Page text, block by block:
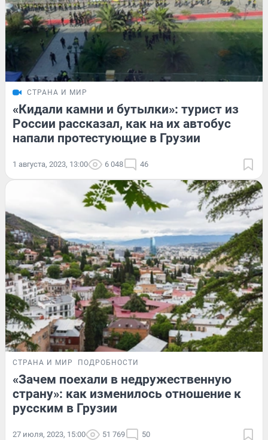
СТРАНА И МИР
«Кидали камни и бутылки»: турист из
России рассказал, как на их автобус
напали протестующие в Грузии
1 августа, 2023, 13:00 6 048 46
СТРАНА И МИР ПОДРОБНОСТИ
«Зачем поехали в недружественную
страну»: как изменилось отношение к
русским в Грузии
27 июля, 2023, 15:00 51 769 50